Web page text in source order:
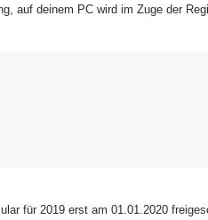
auf deinem PC wird im Zuge der
für 2019 erst am 01.01.2020